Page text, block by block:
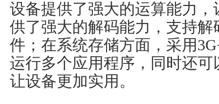
设备提供了强大的运算能力
供了强大的解码能力，支持
件；在系统存储方面，采用
运行多个应用程序，同时还
让设备更加实用。